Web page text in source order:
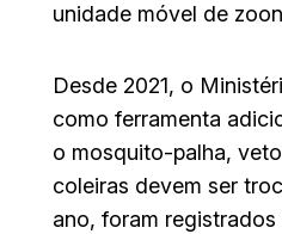
unidade móvel de
Desde 2021, o
como ferramenta
o mosquito-palha,
coleiras devem ser
ano, foram